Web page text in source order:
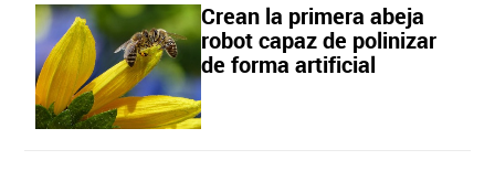
Crean la primera abeja
robot capaz de polinizar
de forma artificial